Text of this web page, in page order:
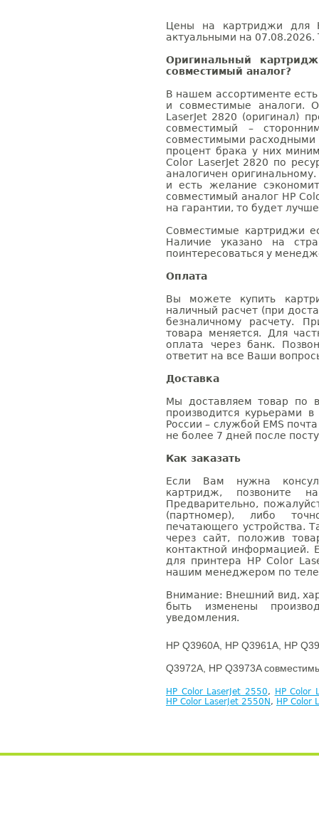
Цены на картриджи для
актуальными на 07.08.2026.
Оригинальный
совместимый аналог?
В нашем ассортименте
и совместимые аналоги.
LaserJet 2820 (оригинал)
совместимый –
совместимыми расходными
процент брака у них
Color LaserJet 2820 по
аналогичен
и есть желание
совместимый аналог HP
на гарантии, то будет
Совместимые картриджи
Наличие указано на
поинтересоваться у
Оплата
Вы можете купить
наличный расчет (при
безналичному расчету.
товара меняется. Для
оплата через банк.
ответит на все Ваши
Доставка
Мы доставляем товар по
производится курьерами
России – службой EMS
не более 7 дней после
Как заказать
Если Вам нужна
картридж, позвоните
Предварительно,
(партномер), либо
печатающего устройства.
через сайт, положив
контактной информацией.
для принтера HP Color
нашим менеджером по
Внимание: Внешний вид,
быть изменены
уведомления.
HP Q3960A, HP Q3961A, HP
Q3972A, HP Q3973A
HP Color LaserJet 2550,
HP Color
HP Color LaserJet 2550N , HP Color